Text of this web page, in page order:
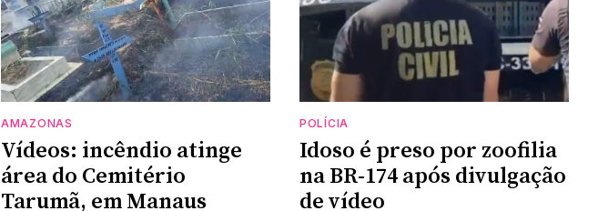
AMAZONAS
Vídeos: incêndio atinge
área do Cemitério
Tarumã, em Manaus
POLÍCIA
Idoso é preso por zoofilia
na BR-174 após divulgação
de vídeo